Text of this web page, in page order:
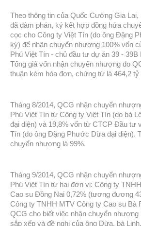
Theo thông tin của Quốc Cường Gia Lai,
đã đàm phán, ký kết hợp đồng hứa
cọc cho Công ty Việt Tín (do ông Đặng
ký) để nhận chuyển nhượng 100% vốn
Phú Việt Tín - chủ đầu tư dự án 39 - 39B
Tổng giá vốn nhận chuyển nhượng do
thuận kèm hóa đơn, chứng từ là 464,2 tỷ
Tháng 8/2014, QCG nhận chuyển
Phú Việt Tín từ Công ty Việt Tín (do bà
đại diện) và 19,8% vốn từ CTCP Đầu tư
Tín (do ông Đặng Phước Dừa đại diện).
chuyển nhượng là 99%.
Tháng 9/2014, QCG nhận chuyển
Phú Việt Tín từ hai đơn vị: Công ty
Cao su Đồng Nai 0,72% (tương đương
Công ty TNHH MTV Công ty Cao su Bà
QCG cho biết việc nhận chuyển nhượng
sắp xếp và đề nghị của ông Dừa, bà